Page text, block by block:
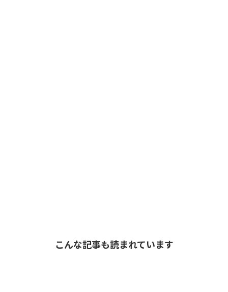
こんな記事も読まれています